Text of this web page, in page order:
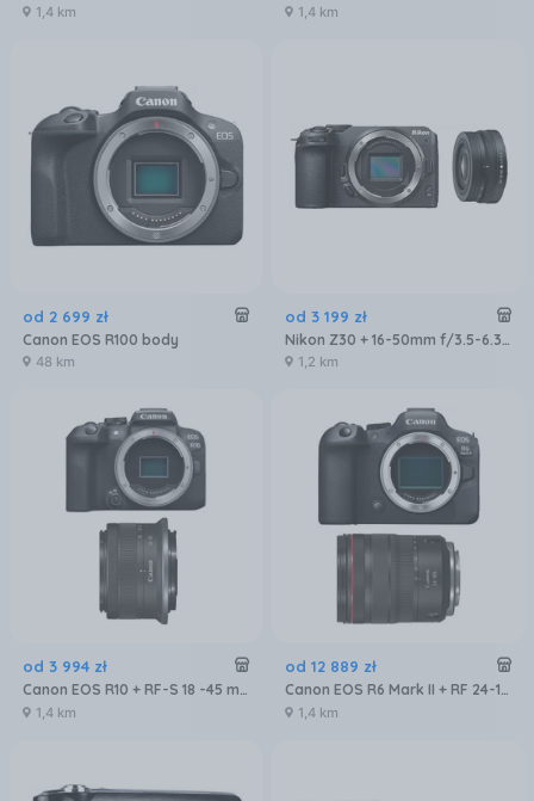
1,4 km 1,4 km
od 2 699 zł
Canon EOS R100 body
48 km
od 3 199 zł
Nikon Z30 + 16-50mm f/3.5-6.3 VR
1,2 km
od 3 994 zł
Canon EOS R10 + RF-S 18 -45 mm F4.5 - 6.3 IS STM
1,4 km
od 12 889 zł
Canon EOS R6 Mark II + RF 24-105 F4 L IS USM
1,4 km